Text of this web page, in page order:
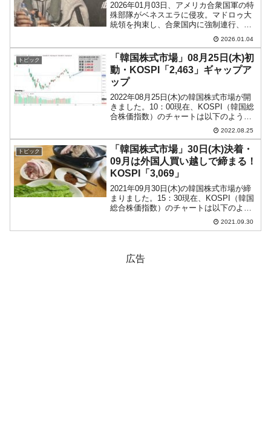
2026年01月03日、アメリカ合衆国軍の特
殊部隊がベネスエラに侵攻。マドロゥ大
統領を拘束し、合衆国内に強制連行、連
邦拘置所に収監することに成功しまし
た。↑米軍に拘束されて合衆国内に移送さ
れるマドロゥ大統領。↑YouTube『TBS
NEW...
2026.01.04
トピック
「韓国株式市場」08月25日(木)初
動・KOSPI「2,463」ギャップア
ップ
2022年08月25日(木)の韓国株式市場が開
きました。10：00現在、KOSPI（韓国総
合株価指数）のチャートは以下のように
『Investing.com』より引用）。小幅ギャ
ップアップで始まりました。押し目ポイ
ント...
2022.08.25
トピック
「韓国株式市場」30日(木)決着・
09月は外国人買い越しで締まる！
KOSPI「3,069」
2021年09月30日(木)の韓国株式市場が締
まりました。15：30現在、KOSPI（韓国
総合株価指数）のチャートは以下のよう
『Investing.com』より引用）。陽線で締
2021.09.30
広告